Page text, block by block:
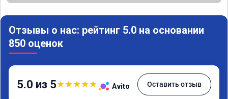
Отзывы о нас: рейтинг 5.0 на основании
850 оценок
5.0 из 5★★★★★ Avito Оставить отзыв